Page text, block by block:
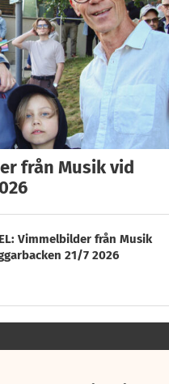
från Musik vid
Vimmelbilder från Musik
21/7 2026